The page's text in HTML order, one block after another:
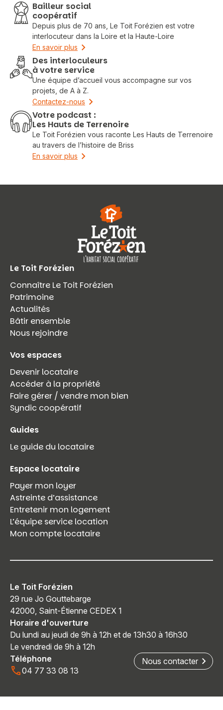
Bailleur social
coopératif
Depuis plus de 70 ans, Le Toit Forézien est votre
interlocuteur dans la Loire et la Haute-Loire
En savoir plus
Des interloculeurs
à votre service
Une équipe d’accueil vous accompagne sur vos
projets, de A à Z.
Contactez-nous
Votre podcast :
Les Hauts de Terrenoire
Le Toit Forézien vous raconte Les Hauts de Terrenoire
au travers de l’histoire de Briss
En savoir plus
Le Toit Forézien
Connaître Le Toit Forézien
Patrimoine
Actualités
Bâtir ensemble
Nous rejoindre
Vos espaces
Devenir locataire
Accéder à la propriété
Faire gérer / vendre mon bien
Syndic coopératif
Guides
Le guide du locataire
Espace locataire
Payer mon loyer
Astreinte d’assistance
Entretenir mon logement
L’équipe service location
Mon compte locataire
Le Toit Forézien
29 rue Jo Gouttebarge
42000, Saint-Étienne CEDEX 1
Horaire d'ouverture
Du lundi au jeudi de 9h à 12h et de 13h30 à 16h30
Le vendredi de 9h à 12h
Téléphone
04 77 33 08 13
Nous contacter